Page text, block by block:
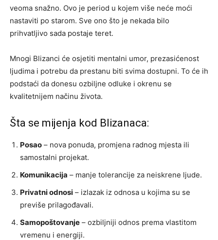
veoma snažno. Ovo je period u kojem više neće moći
nastaviti po starom. Sve ono što je nekada bilo
prihvatljivo sada postaje teret.
Mnogi Blizanci će osjetiti mentalni umor, prezasićenost
ljudima i potrebu da prestanu biti svima dostupni. To će ih
podstaći da donesu ozbiljne odluke i okrenu se
kvalitetnijem načinu života.
Šta se mijenja kod Blizanaca:
Posao – nova ponuda, promjena radnog mjesta ili
samostalni projekat.
Komunikacija – manje tolerancije za neiskrene ljude.
Privatni odnosi – izlazak iz odnosa u kojima su se
previše prilagođavali.
Samopoštovanje – ozbiljniji odnos prema vlastitom
vremenu i energiji.